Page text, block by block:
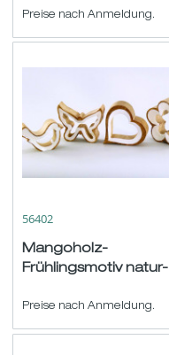
Preise nach Anmeldung.
56402
Mangoholz-
Frühlingsmotiv natur-
10cm
Preise nach Anmeldung.